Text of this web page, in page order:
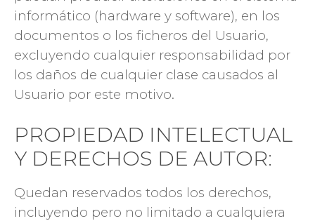
informático (hardware y software), en los
documentos o los ficheros del Usuario,
excluyendo cualquier responsabilidad por
los daños de cualquier clase causados al
Usuario por este motivo.
PROPIEDAD INTELECTUAL
Y DERECHOS DE AUTOR:
Quedan reservados todos los derechos,
incluyendo pero no limitado a cualquiera